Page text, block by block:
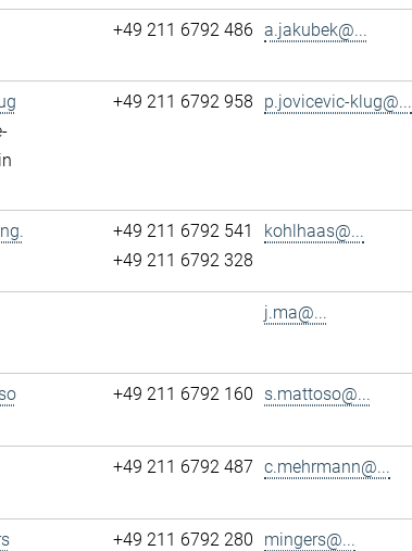
+49 211 6792 486 a.jakubek@...
+49 211 6792 958 p.jovicevic-klug@...
+49 211 6792 541
+49 211 6792 328
kohlhaas@...
j.ma@...
+49 211 6792 160 s.mattoso@...
+49 211 6792 487 c.mehrmann@...
+49 211 6792 280 mingers@...